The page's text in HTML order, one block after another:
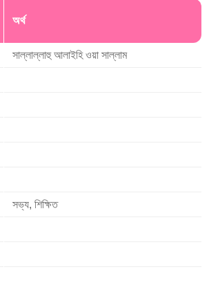
অর্থ
সাল্লাল্লাহু আলাইহি ওয়া সাল্লাম
সভ্য, শিক্ষিত